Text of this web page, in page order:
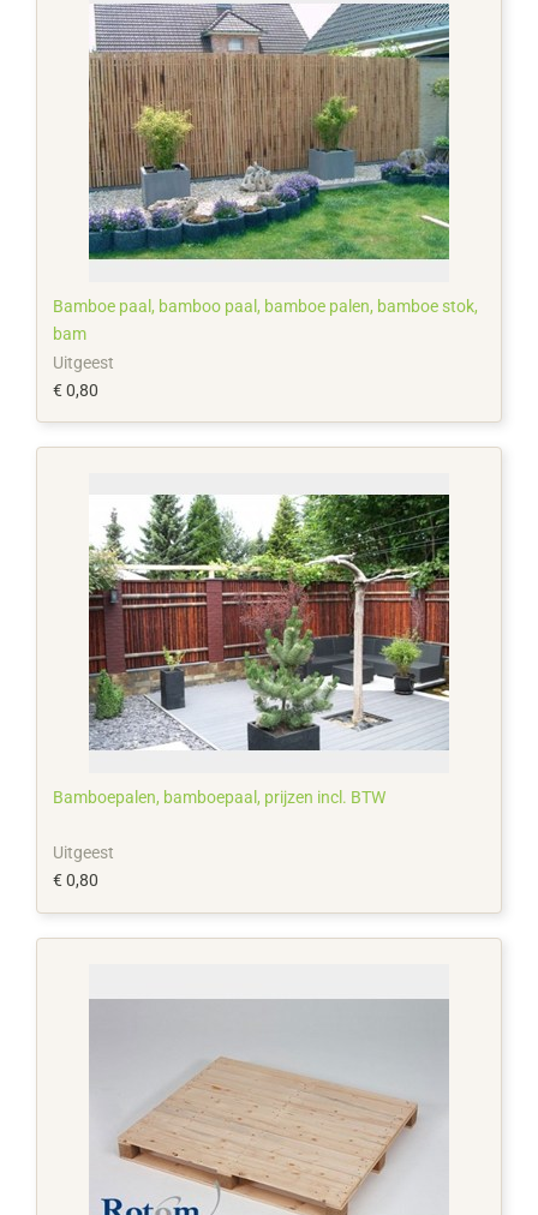
Bamboe paal, bamboo paal, bamboe palen, bamboe stok,
bam
Uitgeest
€ 0,80
Bamboepalen, bamboepaal, prijzen incl. BTW
Uitgeest
€ 0,80